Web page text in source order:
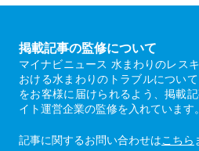
掲載記事の監修について
マイナビニュース 水まわりのレス
おける水まわりのトラブルについ
をお客様に届けられるよう、掲載
イト運営企業の監修を入れています。
記事に関するお問い合わせはこちら